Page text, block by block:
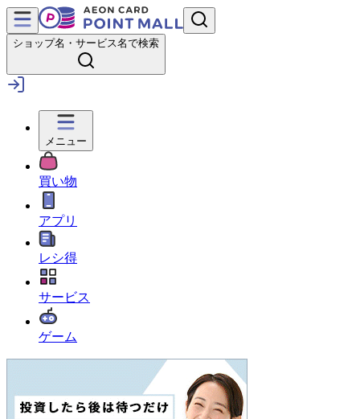
ショップ名・サービス名で検索
メニュー
買い物
アプリ
レシ得
サービス
ゲーム